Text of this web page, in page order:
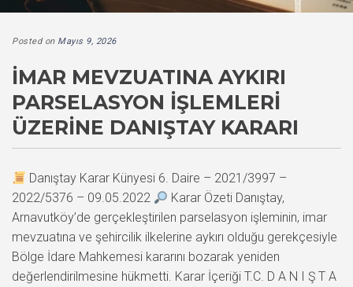
Posted on Mayıs 9, 2026
İMAR MEVZUATINA AYKIRI
PARSELASYON İŞLEMLERI
ÜZERINE DANIŞTAY KARARI
Danıştay Karar Künyesi 6. Daire – 2021/3997 –
2022/5376 – 09.05.2022
Karar Özeti Danıştay,
Arnavutköy’de gerçekleştirilen parselasyon işleminin, imar
mevzuatına ve şehircilik ilkelerine aykırı olduğu gerekçesiyle
Bölge İdare Mahkemesi kararını bozarak yeniden
değerlendirilmesine hükmetti. Karar İçeriği T.C. D A N I Ş T A